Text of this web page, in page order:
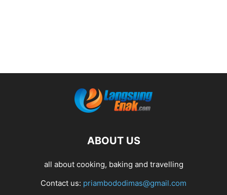
ABOUT US
all about cooking, baking and travelling
Contact us: priambododimas@gmail.com